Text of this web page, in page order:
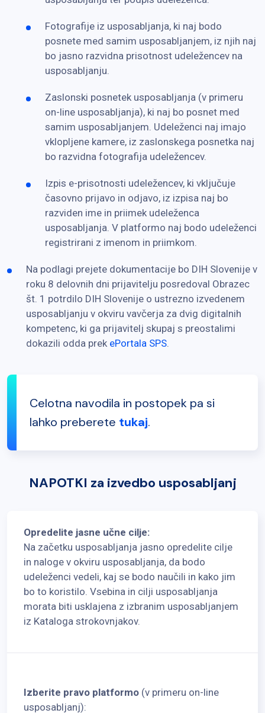
Fotografije iz usposabljanja, ki naj bodo
posnete med samim usposabljanjem, iz njih naj
bo jasno razvidna prisotnost udeležencev na
usposabljanju.
Zaslonski posnetek usposabljanja (v primeru
on-line usposabljanja), ki naj bo posnet med
samim usposabljanjem. Udeleženci naj imajo
vklopljene kamere, iz zaslonskega posnetka naj
bo razvidna fotografija udeležencev.
Izpis e-prisotnosti udeležencev, ki vključuje
časovno prijavo in odjavo, iz izpisa naj bo
razviden ime in priimek udeleženca
usposabljanja. V platformo naj bodo udeleženci
registrirani z imenom in priimkom.
Na podlagi prejete dokumentacije bo DIH Slovenije v
roku 8 delovnih dni prijavitelju posredoval Obrazec
št. 1 potrdilo DIH Slovenije o ustrezno izvedenem
usposabljanju v okviru vavčerja za dvig digitalnih
kompetenc, ki ga prijavitelj skupaj s preostalimi
dokazili odda prek ePortala SPS
Celotna navodila in postopek pa si
lahko preberete tukaj.
NAPOTKI za izvedbo usposabljanj
Opredelite jasne učne cilje:
Na začetku usposabljanja jasno opredelite cilje
in naloge v okviru usposabljanja, da bodo
udeleženci vedeli, kaj se bodo naučili in kako jim
bo to koristilo. Vsebina in cilji usposabljanja
morata biti usklajena z izbranim usposabljanjem
iz Kataloga strokovnjakov.
Izberite pravo platformo (v primeru on-line
usposabljanj):